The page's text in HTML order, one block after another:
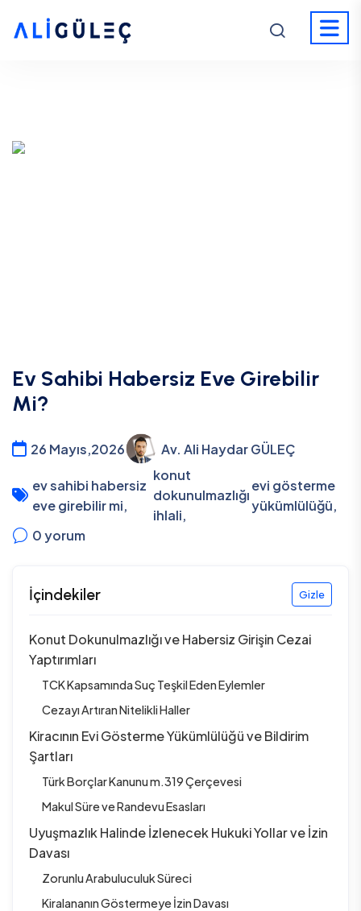
Ev Sahibi Habersiz Eve Girebilir
Mi?
26 Mayıs,2026 Av. Ali Haydar GÜLEÇ
ev sahibi habersiz
eve girebilir mi,
konut
dokunulmazlığı
ihlali,
evi gösterme
yükümlülüğü,
0yorum
İçindekiler Gizle
Konut Dokunulmazlığı ve Habersiz Girişin Cezai
Yaptırımları
TCK Kapsamında Suç Teşkil Eden Eylemler
Cezayı Artıran Nitelikli Haller
Kiracının Evi Gösterme Yükümlülüğü ve Bildirim
Şartları
Türk Borçlar Kanunu m.319 Çerçevesi
Makul Süre ve Randevu Esasları
Uyuşmazlık Halinde İzlenecek Hukuki Yollar ve İzin
Davası
Zorunlu Arabuluculuk Süreci
Kiralananın Göstermeye İzin Davası